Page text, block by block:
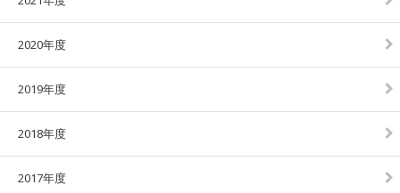
2020年度
2019年度
2018年度
2017年度